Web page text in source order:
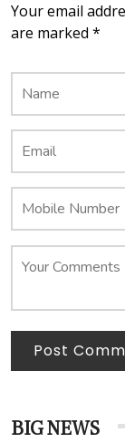
Your email
are marked *
Post
BIG NEWS